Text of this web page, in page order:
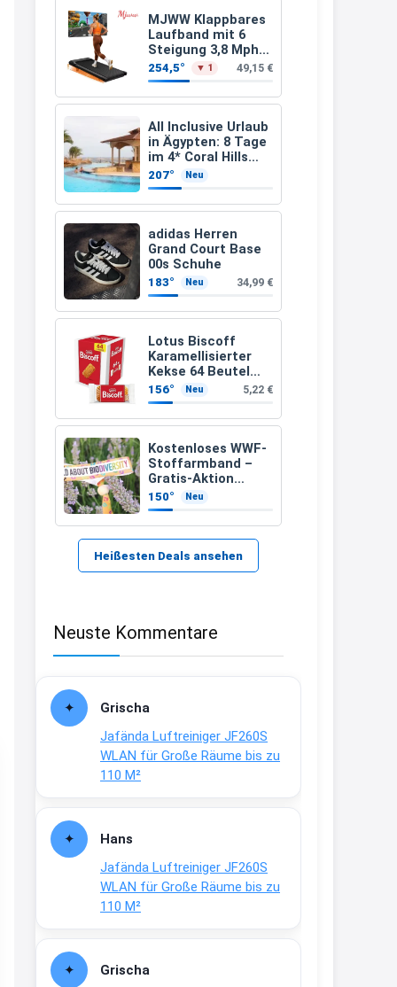
Apfelfaser)
MJWW Klappbares
Laufband mit 6
Steigung 3,8 Mph/6
Km/h Walking
254,5° ▼ 1 49,15 €
All Inclusive Urlaub
in Ägypten: 8 Tage
im 4* Coral Hills
Resort Marsa Alam
inkl. Flüge ab 299 €
p.P.
207° Neu
adidas Herren
Grand Court Base
00s Schuhe
183° Neu 34,99 €
Lotus Biscoff
Karamellisierter
Kekse 64 Beutel
(992g)
156° Neu 5,22 €
Kostenloses WWF-
Stoffarmband –
Gratis-Aktion
inklusive Versand
150° Neu
Heißesten Deals ansehen
Neuste Kommentare
Grischa
Jafända Luftreiniger JF260S
WLAN für Große Räume bis zu
110 M²
Hans
Jafända Luftreiniger JF260S
WLAN für Große Räume bis zu
110 M²
Grischa
müsste schon stornieren und
nochmal bestellen, da man
Rabattcodes oder auch
Geschenkgutscheine im
Warenkorb oder an der Kasse
VOR dem Kauf einlösen kann.
17:06
↩
Och siche den Gutschein
fürmeggelebaguetts
Kerstin
Meggle bagett Gutschein code
21:37
↩
Kerstin
Bei EDEKA
↩
29.07www.haribo.com/de-
↩
Joachim
Ab diesem Jahr gibt es keine
Fielmann-Blinkis mehr / wurde
www.fielmann-
group.com/blinkis...
13:44